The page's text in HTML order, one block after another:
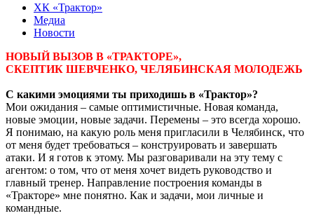
ХК «Трактор»
Медиа
Новости
НОВЫЙ ВЫЗОВ В «ТРАКТОРЕ»,
СКЕПТИК ШЕВЧЕНКО, ЧЕЛЯБИНСКАЯ МОЛОДЕЖЬ
С какими эмоциями ты приходишь в «Трактор»?
Мои ожидания – самые оптимистичные. Новая команда,
новые эмоции, новые задачи. Перемены – это всегда хорошо.
Я понимаю, на какую роль меня пригласили в Челябинск, что
от меня будет требоваться – конструировать и завершать
атаки. И я готов к этому. Мы разговаривали на эту тему с
агентом: о том, что от меня хочет видеть руководство и
главный тренер. Направление построения команды в
«Тракторе» мне понятно. Как и задачи, мои личные и
командные.